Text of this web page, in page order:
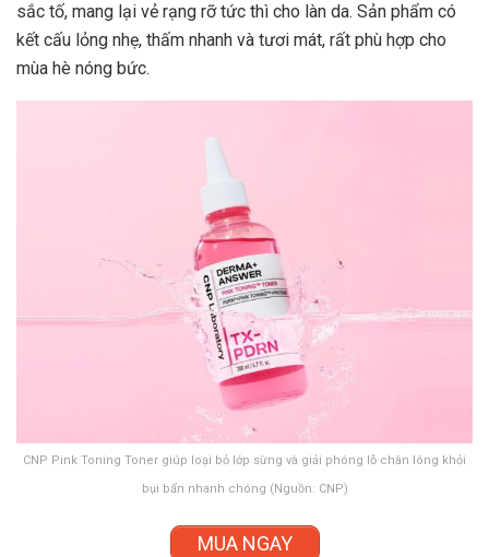
sắc tố, mang lại vẻ rạng rỡ tức thì cho làn da. Sản phẩm có
kết cấu lỏng nhẹ, thấm nhanh và tươi mát, rất phù hợp cho
mùa hè nóng bức.
CNP Pink Toning Toner giúp loại bỏ lớp sừng và giải phóng lỗ chân lông khỏi
bụi bẩn nhanh chóng (Nguồn: CNP)
MUA NGAY